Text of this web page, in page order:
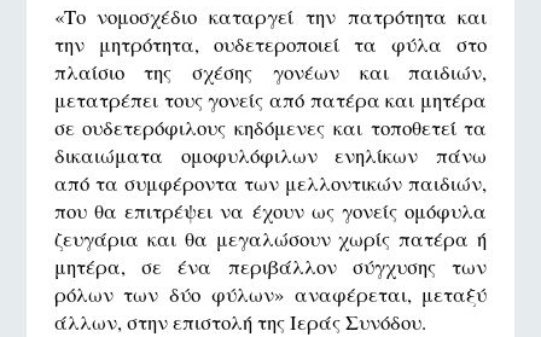
«Το νομοσχέδιο καταργεί την πατρότητα και
την μητρότητα, ουδετεροποιεί τα φύλα στο
πλαίσιο της σχέσης γονέων και παιδιών,
μετατρέπει τους γονείς από πατέρα και μητέρα
σε ουδετερόφιλους κηδόμενες και τοποθετεί τα
δικαιώματα ομοφυλόφιλων ενηλίκων πάνω
από τα συμφέροντα των μελλοντικών παιδιών,
που θα επιτρέψει να έχουν ως γονείς ομόφυλα
ζευγάρια και θα μεγαλώσουν χωρίς πατέρα ή
μητέρα, σε ένα περιβάλλον σύγχυσης των
ρόλων των δύο φύλων» αναφέρεται, μεταξύ
άλλων, στην επιστολή της Ιεράς Συνόδου.